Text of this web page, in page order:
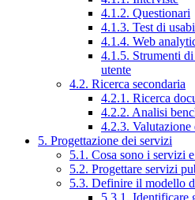
4.1.2. Questionari
4.1.3. Test di
4.1.4. Web
4.1.5. Strumenti di
utente
4.2. Ricerca secondaria
4.2.1. Ricerca
4.2.2. Analisi
4.2.3. Valutazione
5. Progettazione dei servizi
5.1. Cosa sono i servizi
5.2. Progettare servizi
5.3. Definire il modello
5.3.1. Identificare